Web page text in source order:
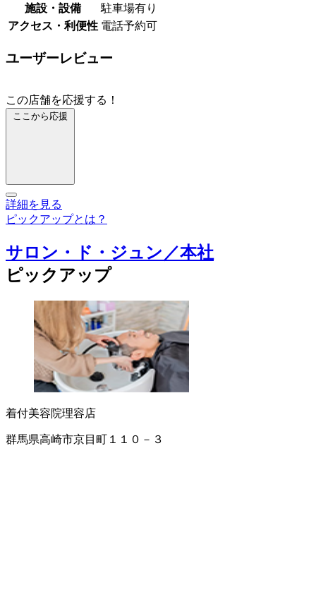
施設・設備
駐車場有り
アクセス・利便性 電話予約可
ユーザーレビュー
この店舗を応援する！
ここから応援
詳細を見る
ピックアップとは？
サロン・ド・ジュン／本社
ピックアップ
着付美容院理容店
群馬県高崎市京目町１１０－３